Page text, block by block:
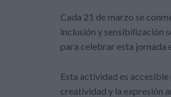
Cada 21 de marzo se
inclusión y sensibilización
para celebrar esta jornada
Esta actividad es
creatividad y la expresión